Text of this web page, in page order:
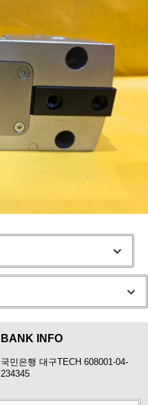
BANK INFO
국민은행 대구TECH 608001-04-
234345